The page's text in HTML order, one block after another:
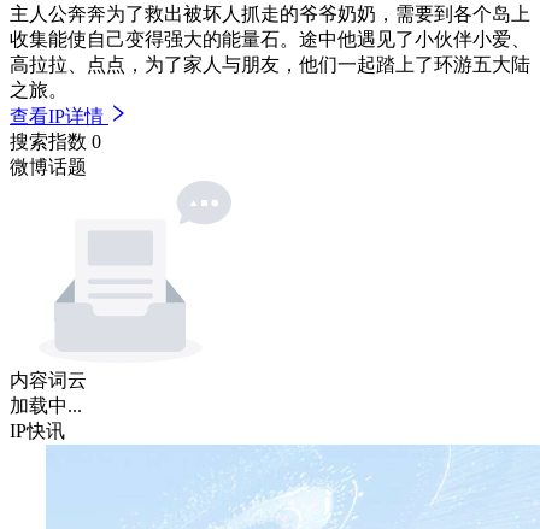
主人公奔奔为了救出被坏人抓走的爷爷奶奶，需要到各个岛上
收集能使自己变得强大的能量石。途中他遇见了小伙伴小爱、
高拉拉、点点，为了家人与朋友，他们一起踏上了环游五大陆
之旅。
查看IP详情
搜索指数 0
微博话题
内容词云
加载中...
IP快讯